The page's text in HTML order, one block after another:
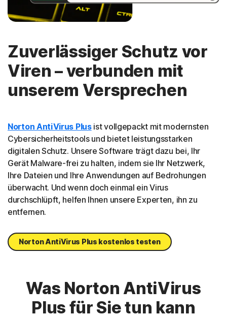
Zuverlässiger Schutz vor
Viren – verbunden mit
unserem Versprechen
Norton AntiVirus Plusist vollgepackt mit modernsten
Cybersicherheitstools und bietet leistungsstarken
digitalen Schutz. Unsere Software trägt dazu bei, Ihr
Gerät Malware-frei zu halten, indem sie Ihr Netzwerk,
Ihre Dateien und Ihre Anwendungen auf Bedrohungen
überwacht. Und wenn doch einmal ein Virus
durchschlüpft, helfen Ihnen unsere Experten, ihn zu
entfernen.
Norton AntiVirus Plus kostenlos testen
Was Norton AntiVirus
Plus für Sie tun kann